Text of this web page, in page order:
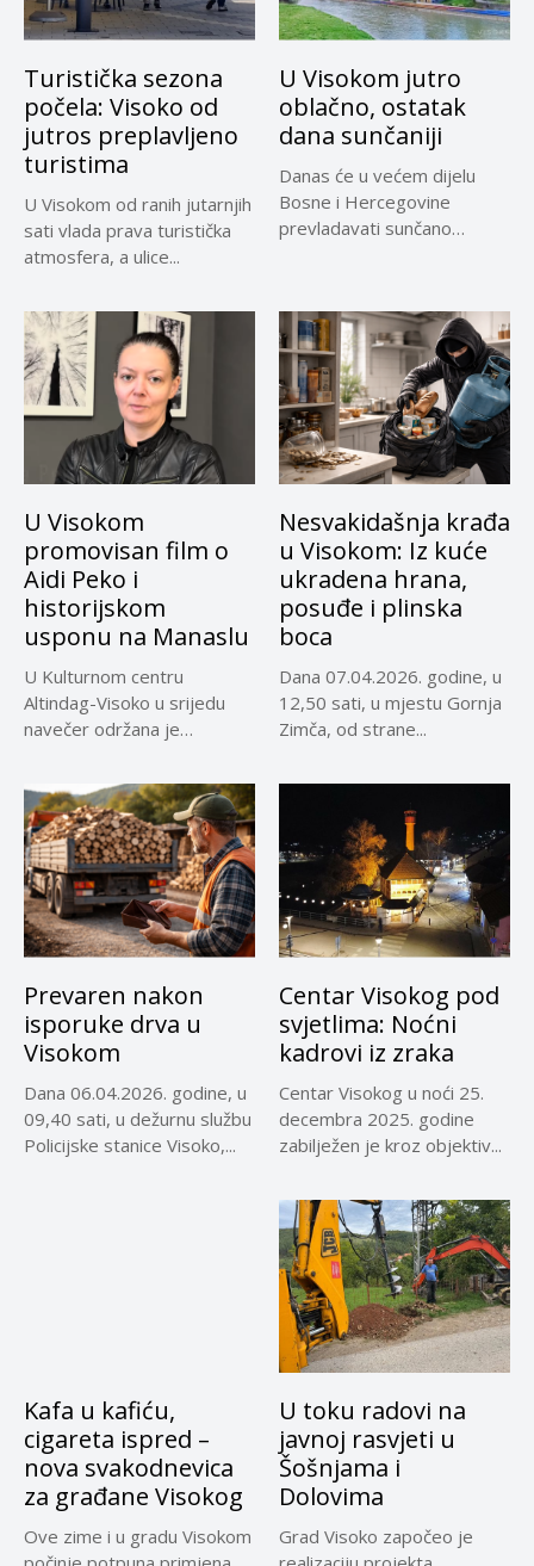
Turistička sezona
počela: Visoko od
jutros preplavljeno
turistima
U Visokom od ranih jutarnjih
sati vlada prava turistička
atmosfera, a ulice...
U Visokom jutro
oblačno, ostatak
dana sunčaniji
Danas će u većem dijelu
Bosne i Hercegovine
prevladavati sunčano
U Visokom
promovisan film o
Aidi Peko i
historijskom
usponu na Manaslu
U Kulturnom centru
Altindag-Visoko u srijedu
navečer održana je
Nesvakidašnja krađa
u Visokom: Iz kuće
ukradena hrana,
posuđe i plinska
boca
Dana 07.04.2026. godine, u
12,50 sati, u mjestu Gornja
Zimča, od strane...
Prevaren nakon
isporuke drva u
Visokom
Dana 06.04.2026. godine, u
09,40 sati, u dežurnu službu
Policijske stanice Visoko,...
Centar Visokog pod
svjetlima: Noćni
kadrovi iz zraka
Centar Visokog u noći 25.
decembra 2025. godine
zabilježen je kroz objektiv...
Kafa u kafiću,
cigareta ispred –
nova svakodnevica
za građane Visokog
Ove zime i u gradu Visokom
U toku radovi na
javnoj rasvjeti u
Šošnjama i
Dolovima
Grad Visoko započeo je